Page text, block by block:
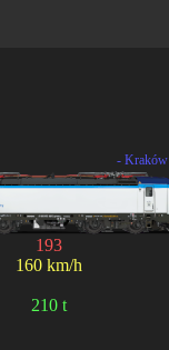
- Kraków
193
160 km/h
210 t